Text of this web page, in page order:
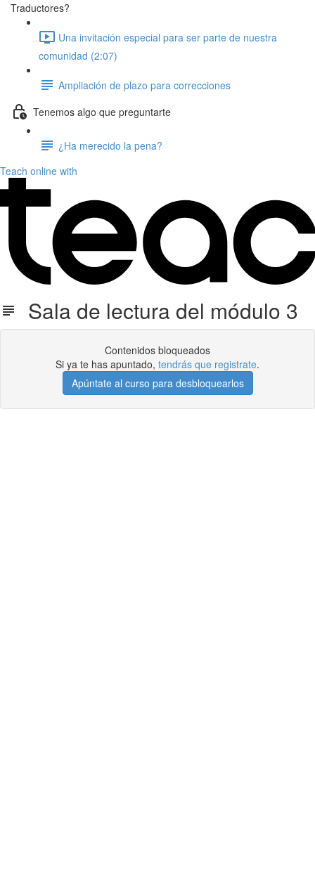
Traductores?
Una invitación especial para ser parte de nuestra
comunidad (2:07)
Ampliación de plazo para correcciones
Tenemos algo que preguntarte
¿Ha merecido la pena?
Teach online with
Sala de lectura del módulo 3
Contenidos bloqueados
Si ya te has apuntado, tendrás que registrate.
Apúntate al curso para desbloquearlos